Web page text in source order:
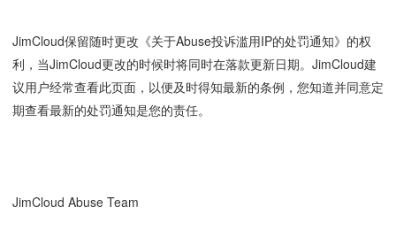
JimCloud保留随时更改《关于Abuse投诉滥用IP的处罚通知》的权
利，当JimCloud更改的时候时将同时在落款更新日期。JimCloud建
议用户经常查看此页面，以便及时得知最新的条例，您知道并同意定
期查看最新的处罚通知是您的责任。
JimCloud Abuse Team